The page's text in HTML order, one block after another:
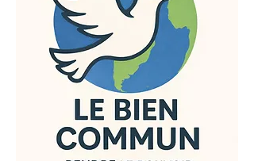
www.LeBienCom
mun.World